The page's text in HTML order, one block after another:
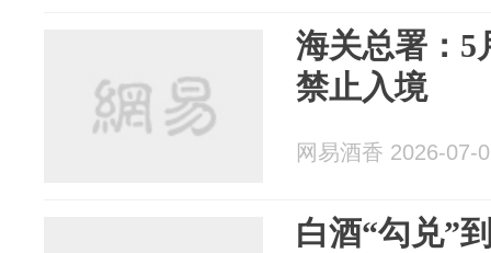
海关总署：5
禁止入境
网易酒香 2026-07-
白酒“勾兑”